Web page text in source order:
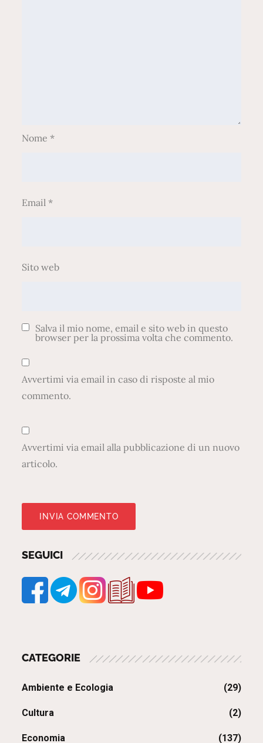
Nome*
Email*
Sito web
Salva il mio nome, email e sito web in questo
browser per la prossima volta che commento.
Avvertimi via email in caso di risposte al mio
commento.
Avvertimi via email alla pubblicazione di un nuovo
articolo.
SEGUICI
CATEGORIE
Ambiente e Ecologia (29)
Cultura (2)
Economia (137)